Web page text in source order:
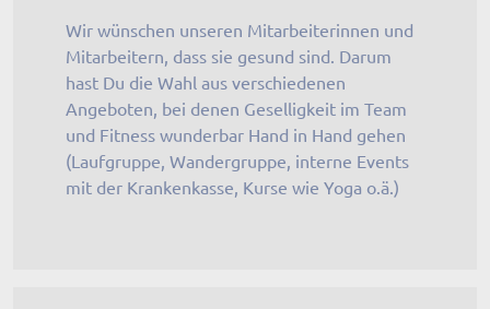
Wir wünschen unseren Mitarbeiterinnen und
Mitarbeitern, dass sie gesund sind. Darum
hast Du die Wahl aus verschiedenen
Angeboten, bei denen Geselligkeit im Team
und Fitness wunderbar Hand in Hand gehen
(Laufgruppe, Wandergruppe, interne Events
mit der Krankenkasse, Kurse wie Yoga o.ä.)